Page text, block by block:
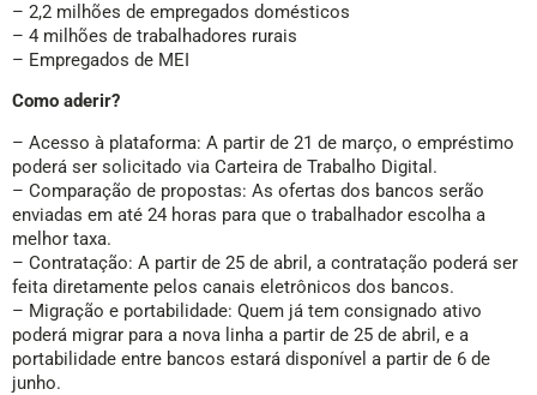
– 2,2 milhões de empregados domésticos
– 4 milhões de trabalhadores rurais
– Empregados de MEI
Como aderir?
– Acesso à plataforma: A partir de 21 de março, o empréstimo
poderá ser solicitado via Carteira de Trabalho Digital.
– Comparação de propostas: As ofertas dos bancos serão
enviadas em até 24 horas para que o trabalhador escolha a
melhor taxa.
– Contratação: A partir de 25 de abril, a contratação poderá ser
feita diretamente pelos canais eletrônicos dos bancos.
– Migração e portabilidade: Quem já tem consignado ativo
poderá migrar para a nova linha a partir de 25 de abril, e a
portabilidade entre bancos estará disponível a partir de 6 de
junho.